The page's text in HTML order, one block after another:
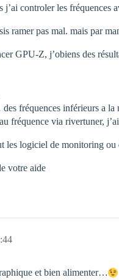
j’ai controler les
ramer pas mal. mais par
GPU-Z, j’obiens des
fréquences inférieurs a la
fréquence via rivertuner,
les logiciel de monitoring
votre aide
et bien alimenter…